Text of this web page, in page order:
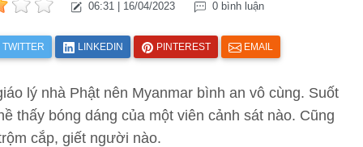
06:31 | 16/04/2023 0 bình luận
TWITTER LINKEDIN PINTEREST EMAIL
lý nhà Phật nên Myanmar bình an vô cùng. Suốt
thấy bóng dáng của một viên cảnh sát nào. Cũng
cắp, giết người nào.